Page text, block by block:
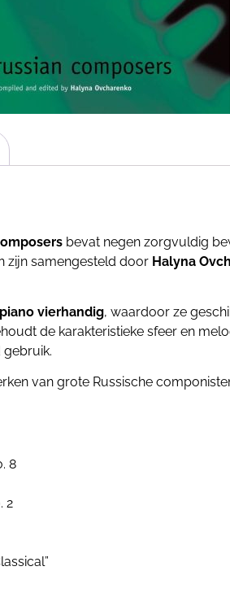
bevat negen zorgvuldig
zijn samengesteld door Halyna
piano vierhandig, waardoor ze
de karakteristieke sfeer en
van grote Russische
8
2